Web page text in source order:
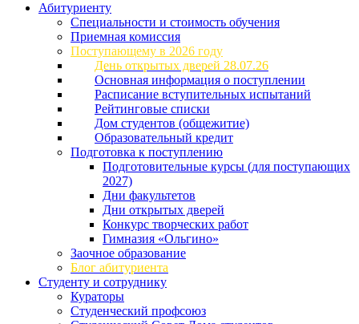
Абитуриенту
Специальности и стоимость обучения
Приемная комиссия
Поступающему в 2026 году
День открытых дверей 28.07.26
Основная информация о поступлении
Расписание вступительных испытаний
Рейтинговые списки
Дом студентов (общежитие)
Образовательный кредит
Подготовка к поступлению
Подготовительные курсы (для поступающих
2027)
Дни факультетов
Дни открытых дверей
Конкурс творческих работ
Гимназия «Ольгино»
Заочное образование
Блог абитуриента
Студенту и сотруднику
Кураторы
Студенческий профсоюз